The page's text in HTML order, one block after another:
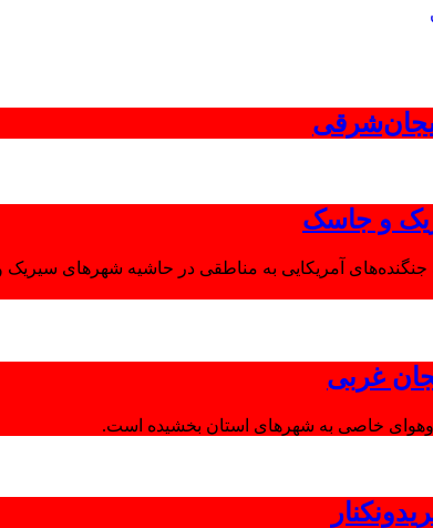
و جاسک
جنگنده‌های آمریکایی به مناطقی در حاشیه شهرهای
غربی
وهوای خاصی به شهرهای استان بخشیده است.